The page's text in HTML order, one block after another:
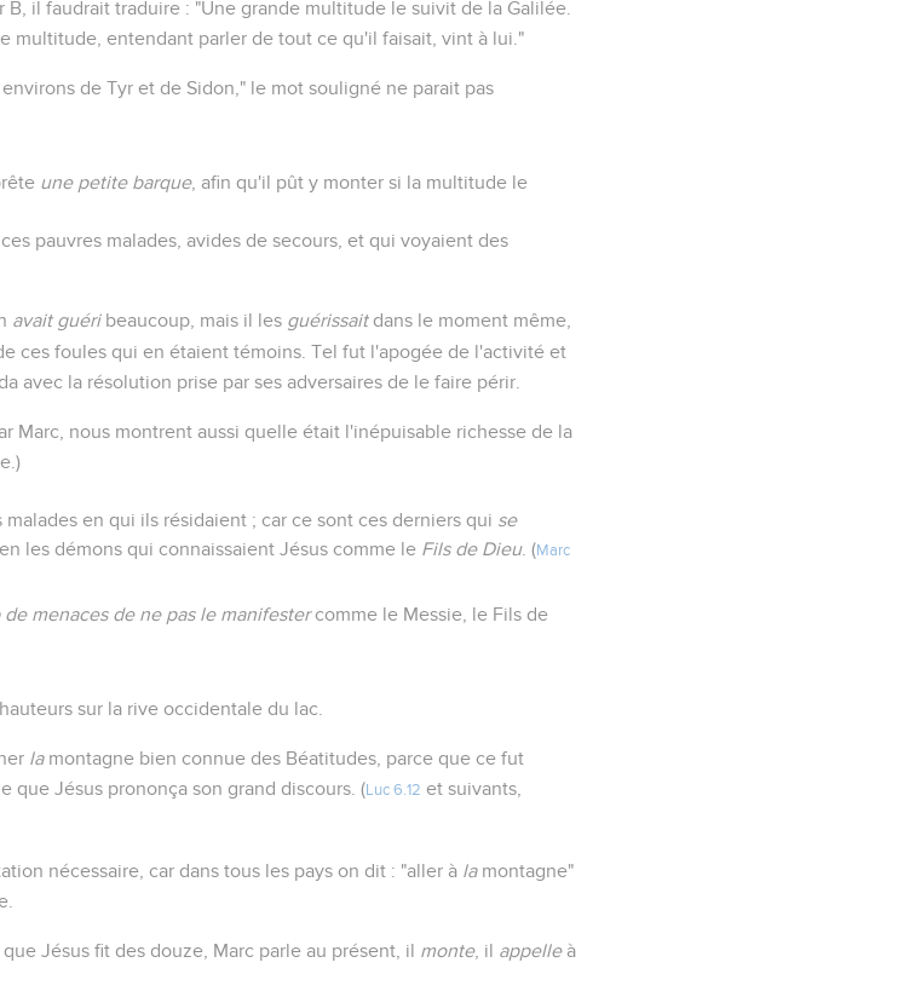
il faudrait traduire : "Une grande multitude le suivit de la Galilée.
multitude, entendant parler de tout ce qu'il faisait, vint à lui."
de Tyr et de Sidon," le mot souligné ne parait pas
une petite barque, afin qu'il pût y monter si la multitude le
pauvres malades, avides de secours, et qui voyaient des
avait guéribeaucoup, mais il les guérissaitdans le moment même,
ces foules qui en étaient témoins. Tel fut l'apogée de l'activité et
avec la résolution prise par ses adversaires de le faire périr.
Marc, nous montrent aussi quelle était l'inépuisable richesse de la
en qui ils résidaient ; car ce sont ces derniers qui se
les démons qui connaissaient Jésus comme le Fils de Dieu. (Marc
menaces de ne pas le manifestercomme le Messie, le Fils de
sur la rive occidentale du lac.
lamontagne bien connue des Béatitudes, parce que ce fut
que Jésus prononça son grand discours. ( Luc 6.12 et suivants,
nécessaire, car dans tous les pays on dit : "aller à lamontagne"
Jésus fit des douze, Marc parle au présent, il monte, il appelleà